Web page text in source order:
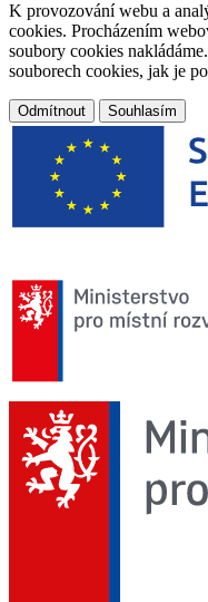
K provozování webu a
cookies. Procházením
soubory cookies
souborech cookies, jak je
Odmítnout Souhlasím